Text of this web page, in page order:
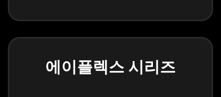
에이플렉스 시리즈